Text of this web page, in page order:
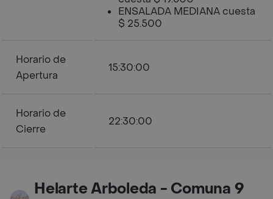
ENSALADA MEDIANA cuesta
$ 25.500
Horario de
Apertura
15:30:00
Horario de
Cierre
22:30:00
Helarte Arboleda - Comuna 9